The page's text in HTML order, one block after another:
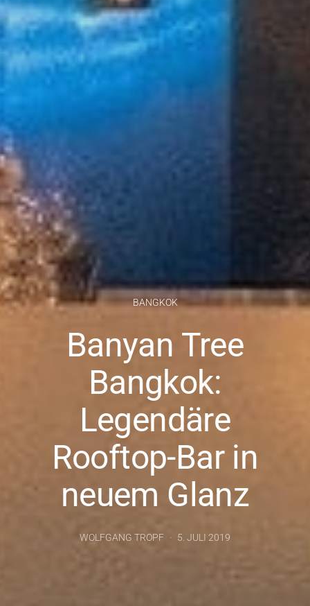
BANGKOK
Banyan Tree
Bangkok:
Legendäre
Rooftop-Bar in
neuem Glanz
WOLFGANG TROPF 5. JULI 2019